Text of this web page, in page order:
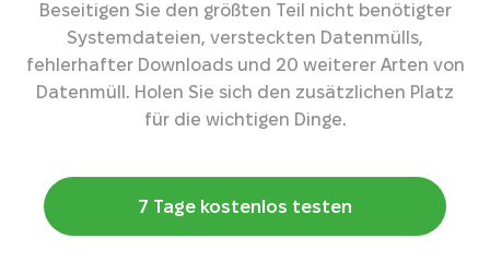
Beseitigen Sie den größten Teil nicht benötigter
Systemdateien, versteckten Datenmülls,
fehlerhafter Downloads und 20 weiterer Arten von
Datenmüll. Holen Sie sich den zusätzlichen Platz
für die wichtigen Dinge.
7 Tage kostenlos testen